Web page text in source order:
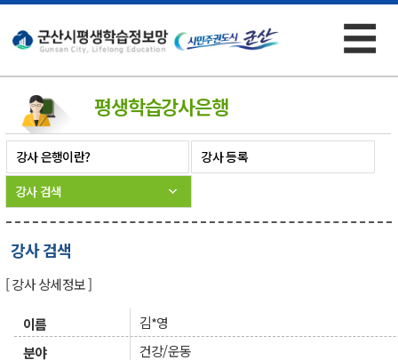
×
☰
평생학습강사은행
강사 은행이란?
강사 등록
강사 검색
강사 검색
[ 강사 상세정보 ]
이름
김*영
분야
건강/운동